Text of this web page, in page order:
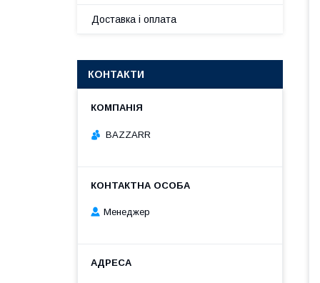
Доставка і оплата
КОНТАКТИ
BAZZARR
Менеджер